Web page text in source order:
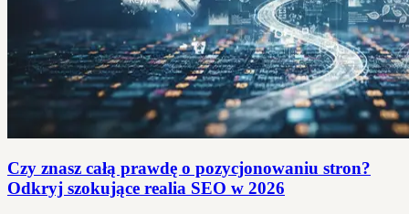
Czy znasz całą prawdę o pozycjonowaniu stron?
Odkryj szokujące realia SEO w 2026